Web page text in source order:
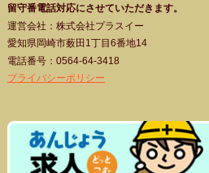
留守番電話対応にさせていただきます。
運営会社：株式会社プラスイー
愛知県岡崎市薮田1丁目6番地14
電話番号：0564-64-3418
プライバシーポリシー